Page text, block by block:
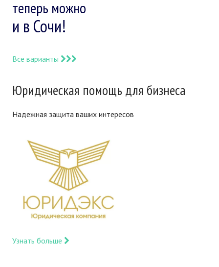
теперь можно
и в Сочи!
Все варианты
Юридическая помощь для бизнеса
Надежная защита ваших интересов
Узнать больше